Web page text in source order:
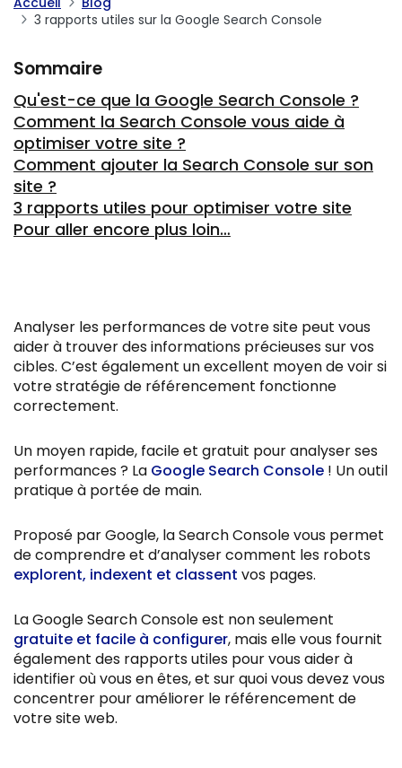
3 rapports utiles sur la Google Search Console
Sommaire
Qu'est-ce que la Google Search Console ?
Comment la Search Console vous aide à
optimiser votre site ?
Comment ajouter la Search Console sur son
site ?
3 rapports utiles pour optimiser votre site
Pour aller encore plus loin…
Analyser les performances de votre site peut vous
aider à trouver des informations précieuses sur vos
cibles. C’est également un excellent moyen de voir si
votre stratégie de référencement fonctionne
correctement.
Un moyen rapide, facile et gratuit pour analyser ses
performances ? La Google Search Console ! Un outil
pratique à portée de main.
Proposé par Google, la Search Console vous permet
de comprendre et d’analyser comment les robots
explorent, indexent et classent vos pages.
La Google Search Console est non seulement
gratuite et facile à configurer, mais elle vous fournit
également des rapports utiles pour vous aider à
identifier où vous en êtes, et sur quoi vous devez vous
concentrer pour améliorer le référencement de
votre site web.